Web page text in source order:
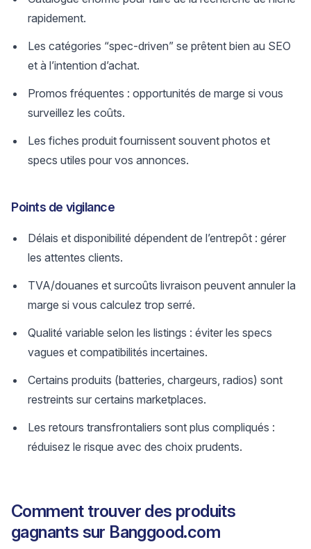
rapidement.
Les catégories “spec-driven” se prêtent bien au SEO
et à l’intention d’achat.
Promos fréquentes : opportunités de marge si vous
surveillez les coûts.
Les fiches produit fournissent souvent photos et
specs utiles pour vos annonces.
Points de vigilance
Délais et disponibilité dépendent de l’entrepôt : gérer
les attentes clients.
TVA/douanes et surcoûts livraison peuvent annuler la
marge si vous calculez trop serré.
Qualité variable selon les listings : éviter les specs
vagues et compatibilités incertaines.
Certains produits (batteries, chargeurs, radios) sont
restreints sur certains marketplaces.
Les retours transfrontaliers sont plus compliqués :
réduisez le risque avec des choix prudents.
Comment trouver des produits
gagnants sur Banggood.com